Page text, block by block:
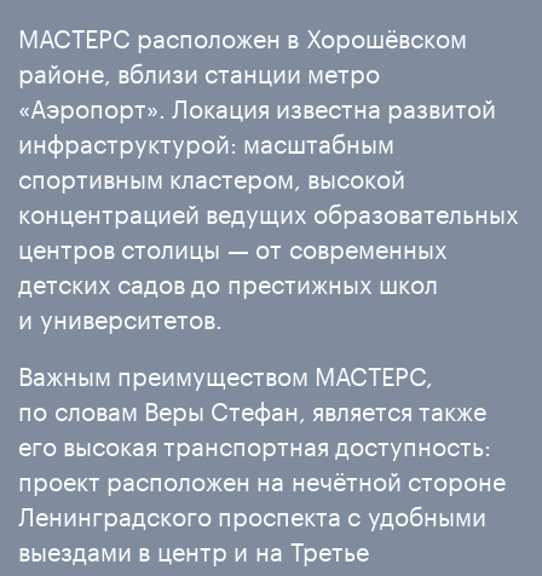
МАСТЕРС расположен в Хорошёвском
районе, вблизи станции метро
«Аэропорт». Локация известна развитой
инфраструктурой: масштабным
спортивным кластером, высокой
концентрацией ведущих образовательных
центров столицы — от современных
детских садов до престижных школ
и университетов.
Важным преимуществом МАСТЕРС,
по словам Веры Стефан, является также
его высокая транспортная доступность:
проект расположен на нечётной стороне
Ленинградского проспекта с удобными
выездами в центр и на Третье